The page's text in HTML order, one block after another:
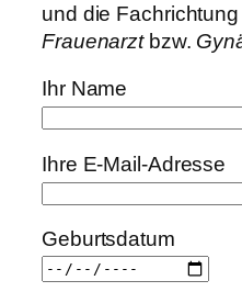
und die
Frauenarzt bzw.
Ihr Name
Ihre E-Mail-Adresse
Geburtsdatum